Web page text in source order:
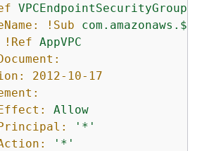
VPCEndpointSecurityGroup
!Sub com.amazonaws.$
!Ref AppVPC
2012-10-17
Allow
'*'
'*'